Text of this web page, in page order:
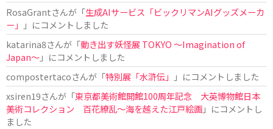
RosaGrantさんが「生成AIサービス「ビックリマンAIグッズメーカ
ー」
」にコメントしました
katarina8さんが「動き出す妖怪展 TOKYO 〜Imagination of
Japan〜」にコメントしました
compostertacoさんが「特別展「水滸伝」
」にコメントしました
xsiren19さんが「東京都美術館開館100周年記念 大英博物館日本
美術コレクション 百花繚乱～海を越えた江戸絵画」にコメントし
ました